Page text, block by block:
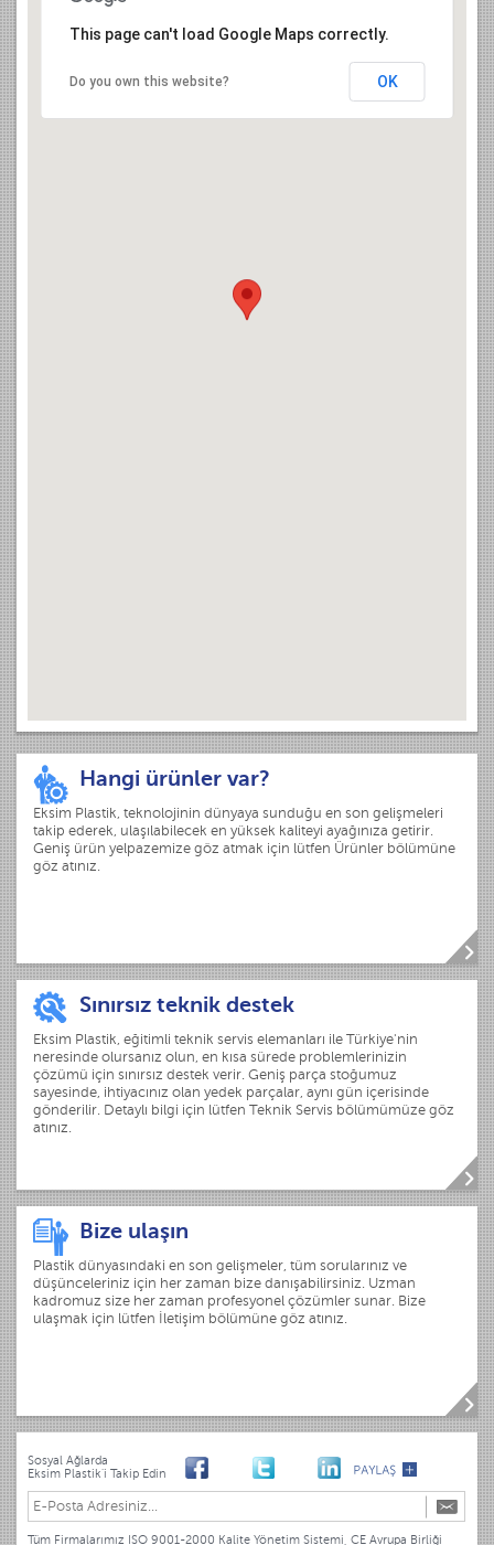
This page can't load Google Maps correctly.
Do you own this website? OK
Hangi ürünler var?
Eksim Plastik, teknolojinin dünyaya sunduğu en son gelişmeleri
takip ederek, ulaşılabilecek en yüksek kaliteyi ayağınıza getirir.
Geniş ürün yelpazemize göz atmak için lütfen Ürünler bölümüne
göz atınız.
Sınırsız teknik destek
Eksim Plastik, eğitimli teknik servis elemanları ile Türkiye'nin
neresinde olursanız olun, en kısa sürede problemlerinizin
çözümü için sınırsız destek verir. Geniş parça stoğumuz
sayesinde, ihtiyacınız olan yedek parçalar, aynı gün içerisinde
gönderilir. Detaylı bilgi için lütfen Teknik Servis bölümümüze göz
atınız.
Bize ulaşın
Plastik dünyasındaki en son gelişmeler, tüm sorularınız ve
düşünceleriniz için her zaman bize danışabilirsiniz. Uzman
kadromuz size her zaman profesyonel çözümler sunar. Bize
ulaşmak için lütfen İletişim bölümüne göz atınız.
Sosyal Ağlarda
Eksim Plastik'i Takip Edin
Tüm Firmalarımız ISO 9001-2000 Kalite Yönetim Sistemi, CE Avrupa Birliği